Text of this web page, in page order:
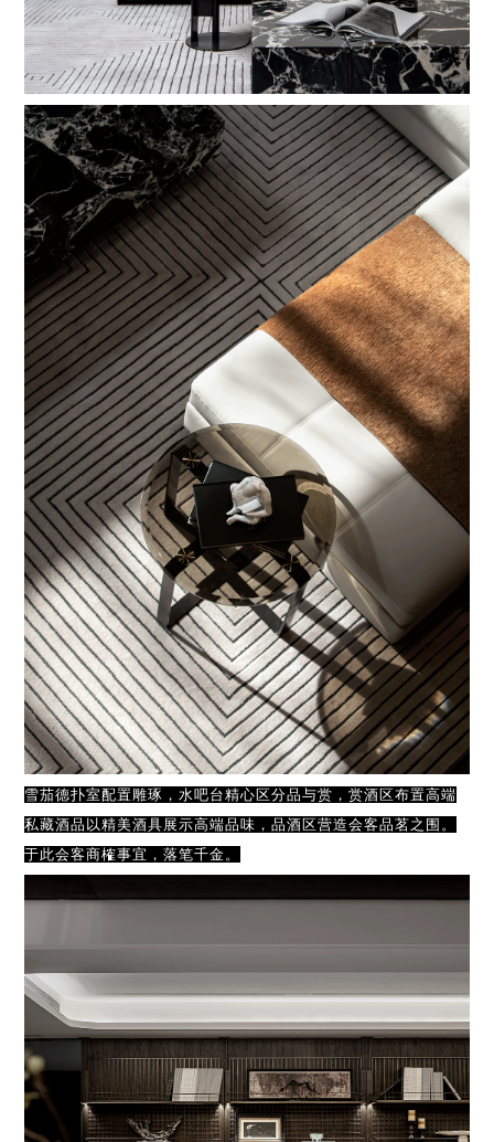
雪茄德扑室配置雕琢，水吧台精心区分品与赏，赏酒区布置高端
私藏酒品以精美酒具展示高端品味，品酒区营造会客品茗之围。
于此会客商榷事宜，落笔千金。